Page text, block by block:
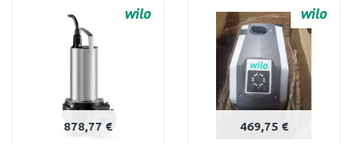
878,77 € 469,75 €